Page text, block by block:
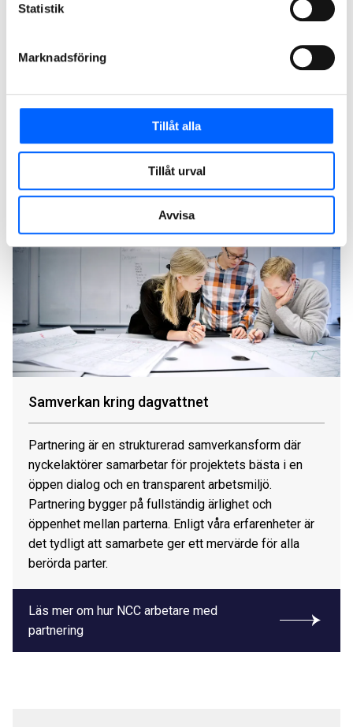
Statistik
Marknadsföring
Tillåt alla
Tillåt urval
Avvisa
29 963 växter och några 10-tals regnbäddar på Vårvik
Exempel på produkter och tjänster
kopplade till dagvattenhantering
Åtgärder
Genomsläppliga markbeläggningar
Fördröjningsmagasin, dammar och anlagda
Barriärer och jordförstärkning
Utbyggnad och renovering av ledningsnät
Träd och blomstrande biotoper
Sociodukter, ekodukter, faunapassager
Vinster
Infiltration
Upptag och magasinering av nederbörd
Mångfunktionella ytor, översvämningsytor som
även kan fungera som rekreationsytor
Översvämning och erosionsskydd
Avskiljning och nedbrytning av föroreningar
Biologisk mångfald
Samverkan kring dagvattnet
Partnering är en strukturerad samverkansform där
nyckelaktörer samarbetar för projektets bästa i en
öppen dialog och en transparent arbetsmiljö.
Partnering bygger på fullständig ärlighet och
öppenhet mellan parterna. Enligt våra erfarenheter är
det tydligt att samarbete ger ett mervärde för alla
berörda parter.
Läs mer om hur NCC arbetare med
partnering